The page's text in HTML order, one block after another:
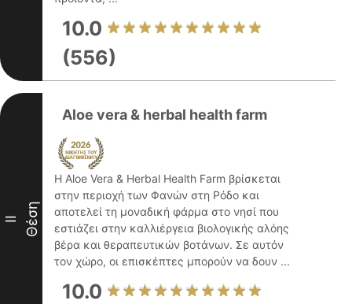
10.0
(556)
II Θέση
Aloe vera & herbal health farm
Η Aloe Vera & Herbal Health Farm βρίσκεται
στην περιοχή των Φανών στη Ρόδο και
αποτελεί τη μοναδική φάρμα στο νησί που
εστιάζει στην καλλιέργεια βιολογικής αλόης
βέρα και θεραπευτικών βοτάνων. Σε αυτόν
τον χώρο, οι επισκέπτες μπορούν να δουν ...
10.0